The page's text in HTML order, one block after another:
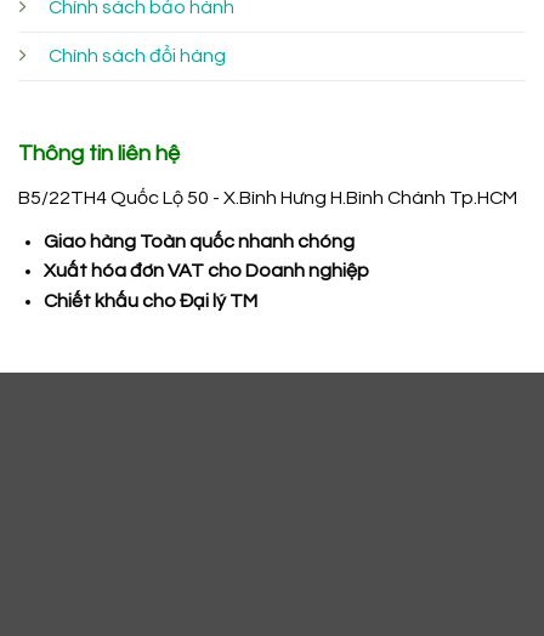
Chính sách bảo hành
Chính sách đổi hàng
Thông tin liên hệ
B5/22TH4 Quốc Lộ 50 - X.Bình Hưng H.Bình Chánh Tp.HCM
Giao hàng Toàn quốc nhanh chóng
Xuất hóa đơn VAT cho Doanh nghiệp
Chiết khấu cho Đại lý TM